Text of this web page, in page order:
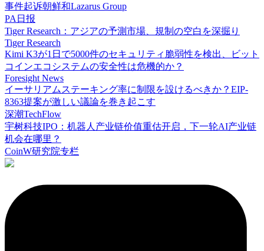
事件起诉朝鲜和Lazarus Group
PA日报
Tiger Research：アジアの予測市場、規制の空白を深掘り
Tiger Research
Kimi K3が1日で5000件のセキュリティ脆弱性を検出、ビット
コインエコシステムの安全性は危機的か？
Foresight News
イーサリアムステーキング率に制限を設けるべきか？EIP-
8363提案が激しい議論を巻き起こす
深潮TechFlow
宇树科技IPO：机器人产业链价值重估开启，下一轮AI产业链
机会在哪里？
CoinW研究院专栏